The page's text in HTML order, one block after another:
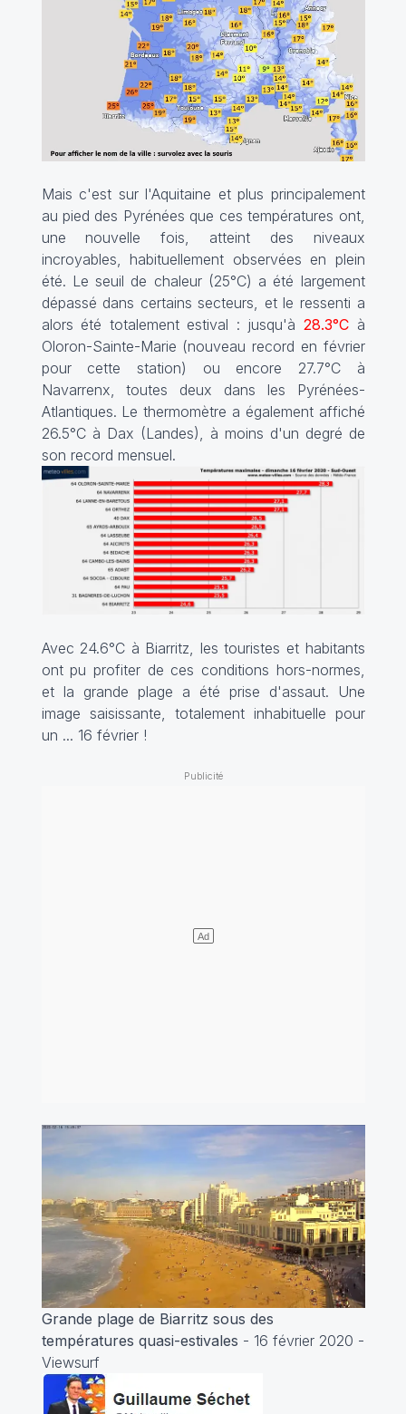
Mais c'est sur l'Aquitaine et plus principalement
au pied des Pyrénées que ces températures ont,
une nouvelle fois, atteint des niveaux
incroyables, habituellement observées en plein
été. Le seuil de chaleur (25°C) a été largement
dépassé dans certains secteurs, et le ressenti a
alors été totalement estival : jusqu'à 28.3°Cà
Oloron-Sainte-Marie (nouveau record en février
pour cette station) ou encore 27.7°C à
Navarrenx, toutes deux dans les Pyrénées-
Atlantiques. Le thermomètre a également affiché
26.5°C à Dax (Landes), à moins d'un degré de
son record mensuel.
Avec 24.6°C à Biarritz, les touristes et habitants
ont pu profiter de ces conditions hors-normes,
et la grande plage a été prise d'assaut. Une
image saisissante, totalement inhabituelle pour
un ... 16 février !
Grande plage de Biarritz sous des
températures quasi-estivales - 16 février 2020 -
Viewsurf